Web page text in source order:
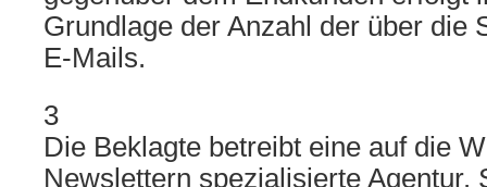
Grundlage der Anzahl der über die
E-Mails.
3
Die Beklagte betreibt eine auf die
Newslettern spezialisierte Agentur.